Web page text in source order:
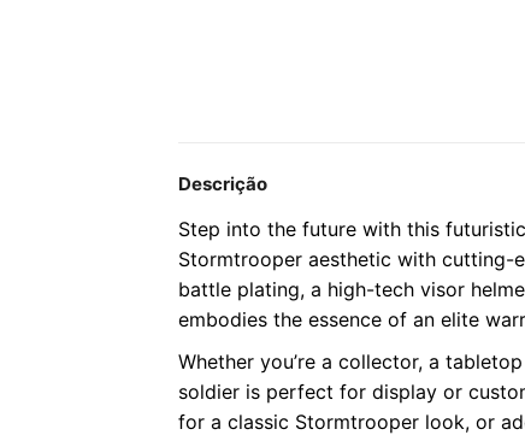
Descrição
Step into the future with this
Stormtrooper aesthetic with cutting-
battle plating, a high-tech visor
embodies the essence of an elite
Whether you’re a collector, a
soldier is perfect for display or
for a classic Stormtrooper look, or